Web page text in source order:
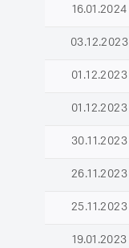
16.01.2024
03.12.2023
01.12.2023
01.12.2023
30.11.2023
26.11.2023
25.11.2023
19.01.2023